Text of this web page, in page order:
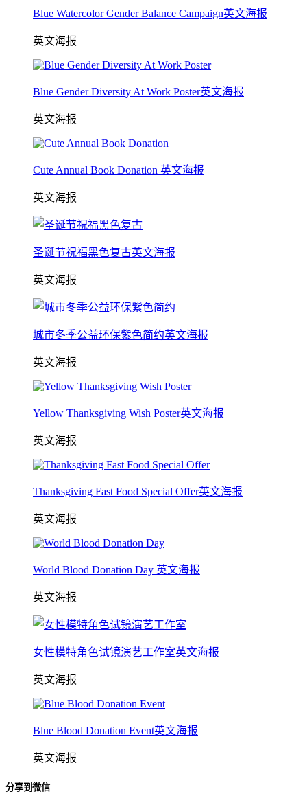
Blue Watercolor Gender Balance Campaign英文海报
英文海报
Blue Gender Diversity At Work Poster英文海报
英文海报
Cute Annual Book Donation 英文海报
英文海报
圣诞节祝福黑色复古英文海报
英文海报
城市冬季公益环保紫色简约英文海报
英文海报
Yellow Thanksgiving Wish Poster英文海报
英文海报
Thanksgiving Fast Food Special Offer英文海报
英文海报
World Blood Donation Day 英文海报
英文海报
女性模特角色试镜演艺工作室英文海报
英文海报
Blue Blood Donation Event英文海报
英文海报
分享到微信